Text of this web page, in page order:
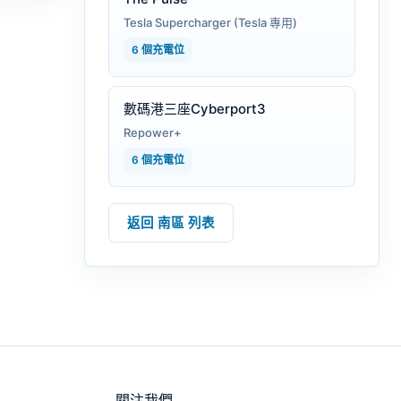
Tesla Supercharger (Tesla 專用)
6 個充電位
數碼港三座Cyberport3
Repower+
6 個充電位
返回 南區 列表